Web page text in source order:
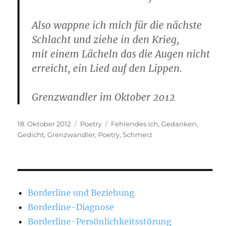
Also wappne ich mich für die nächste
Schlacht und ziehe in den Krieg,
mit einem Lächeln das die Augen nicht
erreicht, ein Lied auf den Lippen.
Grenzwandler im Oktober 2012
Veröffentlicht
am
18. Oktober 2012 Kategorien
Poetry Schlagwörter
Fehlendes Ich,Gedanken,
Gedicht,Grenzwandler, Poetry,Schmerz
Borderline und Beziehung
Borderline-Diagnose
Borderline-Persönlichkeitsstörung